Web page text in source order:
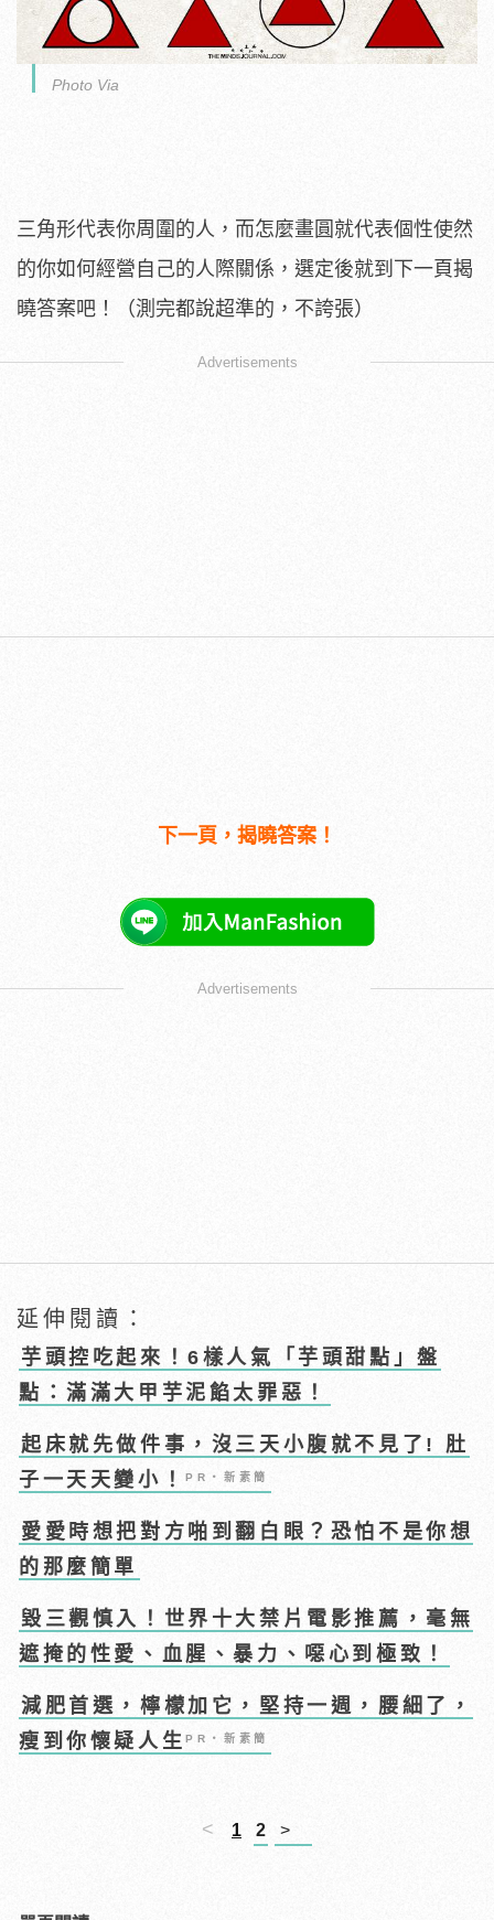
Photo Via
三角形代表你周圍的人，而怎麼畫圓就代表個性使然
的你如何經營自己的人際關係，選定後就到下一頁揭
曉答案吧！（測完都說超準的，不誇張）
Advertisements
下一頁，揭曉答案！
Advertisements
延伸閱讀：
芋頭控吃起來！6樣人氣「芋頭甜點」盤
點：滿滿大甲芋泥餡太罪惡！
起床就先做件事，沒三天小腹就不見了! 肚
子一天天變小！PR・新素簡
愛愛時想把對方啪到翻白眼？恐怕不是你想
的那麼簡單
毀三觀慎入！世界十大禁片電影推薦，毫無
遮掩的性愛、血腥、暴力、噁心到極致！
減肥首選，檸檬加它，堅持一週，腰細了，
瘦到你懷疑人生PR・新素簡
< 1 2 >